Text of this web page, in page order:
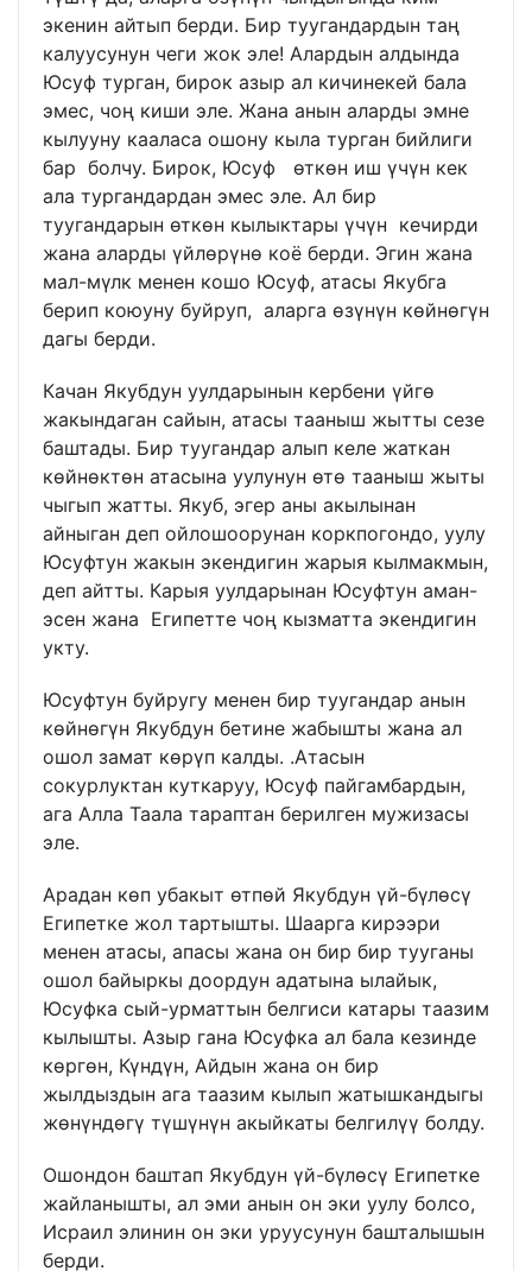
экенин айтып берди. Бир туугандардын таң
калуусунун чеги жок эле! Алардын алдында
Юсуф турган, бирок азыр ал кичинекей бала
эмес, чоң киши эле. Жана анын аларды эмне
кылууну кааласа ошону кыла турган бийлиги
бар болчу. Бирок, Юсуф өткөн иш үчүн кек
ала тургандардан эмес эле. Ал бир
туугандарын өткөн кылыктары үчүн кечирди
жана аларды үйлөрүнө коё берди. Эгин жана
мал-мүлк менен кошо Юсуф, атасы Якубга
берип коюуну буйруп, аларга өзүнүн көйнөгүн
дагы берди.
Качан Якубдун уулдарынын кербени үйгө
жакындаган сайын, атасы тааныш жытты сезе
баштады. Бир туугандар алып келе жаткан
көйнөктөн атасына уулунун өтө тааныш жыты
чыгып жатты. Якуб, эгер аны акылынан
айныган деп ойлошоорунан коркпогондо, уулу
Юсуфтун жакын экендигин жарыя кылмакмын,
деп айтты. Карыя уулдарынан Юсуфтун аман-
эсен жана Египетте чоң кызматта экендигин
укту.
Юсуфтун буйругу менен бир туугандар анын
көйнөгүн Якубдун бетине жабышты жана ал
ошол замат көрүп калды. .Атасын
сокурлуктан куткаруу, Юсуф пайгамбардын,
ага Алла Таала тараптан берилген мужизасы
эле.
Арадан көп убакыт өтпөй Якубдун үй-бүлөсү
Египетке жол тартышты. Шаарга кирээри
менен атасы, апасы жана он бир бир тууганы
ошол байыркы доордун адатына ылайык,
Юсуфка сый-урматтын белгиси катары таазим
кылышты. Азыр гана Юсуфка ал бала кезинде
көргөн, Күндүн, Айдын жана он бир
жылдыздын ага таазим кылып жатышкандыгы
жөнүндөгү түшүнүн акыйкаты белгилүү болду.
Ошондон баштап Якубдун үй-бүлөсү Египетке
жайланышты, ал эми анын он эки уулу болсо,
Исраил элинин он эки уруусунун башталышын
берди.